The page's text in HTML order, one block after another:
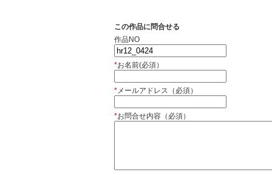
この作品に問合せる
作品NO
*お名前(必須）
*メールアドレス（必須）
*お問合せ内容（必須）